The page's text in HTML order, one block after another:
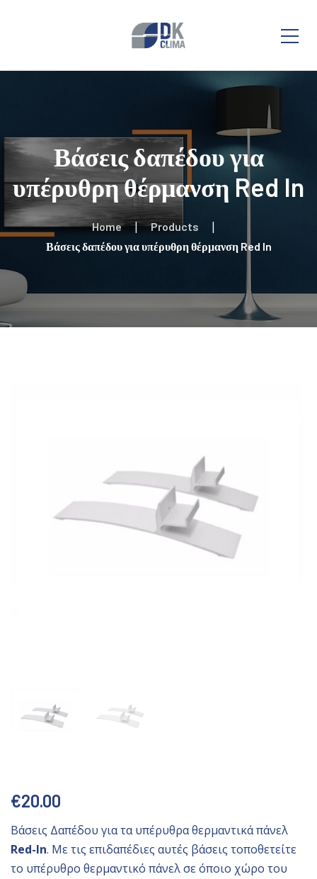
Βάσεις δαπέδου για
υπέρυθρη θέρμανση Red In
Home
Products
Βάσεις δαπέδου για υπέρυθρη θέρμανση Red In
€20.00
Βάσεις Δαπέδου για τα υπέρυθρα θερμαντικά πάνελ
Red-In. Με τις επιδαπέδιες αυτές βάσεις τοποθετείτε
το υπέρυθρο θερμαντικό πάνελ σε όποιο χώρο του